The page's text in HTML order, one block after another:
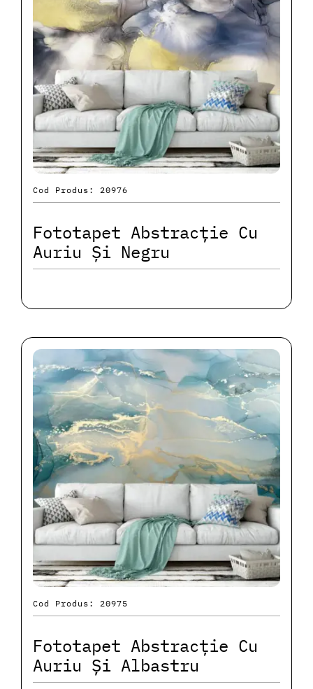
Cod Produs: 20976
Fototapet Abstracție Cu
Auriu Și Negru
Cod Produs: 20975
Fototapet Abstracție Cu
Auriu Și Albastru